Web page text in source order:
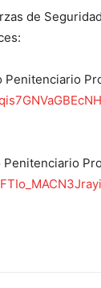
de
Penitenciario